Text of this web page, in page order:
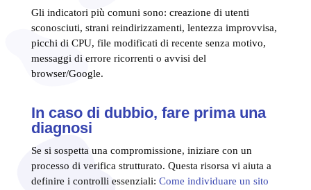
Gli indicatori più comuni sono: creazione di utenti
sconosciuti, strani reindirizzamenti, lentezza improvvisa,
picchi di CPU, file modificati di recente senza motivo,
messaggi di errore ricorrenti o avvisi del
browser/Google.
In caso di dubbio, fare prima una
diagnosi
Se si sospetta una compromissione, iniziare con un
processo di verifica strutturato. Questa risorsa vi aiuta a
definire i controlli essenziali: Come individuare un sito